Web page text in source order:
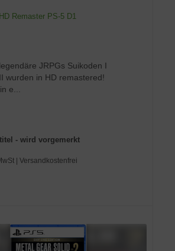
Remaster PS-5 D1
JRPGs Suikoden I
wurden in HD remastered!
e...
- wird vorgemerkt
| Versandkostenfrei